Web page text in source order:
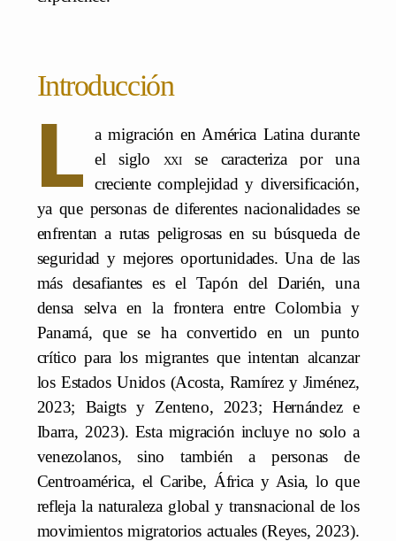
Introducción
L
a migración en América Latina durante
el siglo xxise caracteriza por una
creciente complejidad y diversificación,
ya que personas de diferentes nacionalidades se
enfrentan a rutas peligrosas en su búsqueda de
seguridad y mejores oportunidades. Una de las
más desafiantes es el Tapón del Darién, una
densa selva en la frontera entre Colombia y
Panamá, que se ha convertido en un punto
crítico para los migrantes que intentan alcanzar
los Estados Unidos (Acosta, Ramírez y Jiménez,
2023; Baigts y Zenteno, 2023; Hernández e
Ibarra, 2023). Esta migración incluye no solo a
venezolanos, sino también a personas de
Centroamérica, el Caribe, África y Asia, lo que
refleja la naturaleza global y transnacional de los
movimientos migratorios actuales (Reyes, 2023).